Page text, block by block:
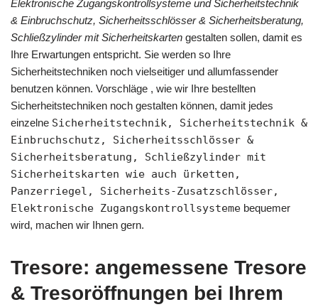
Elektronische Zugangskontrollsysteme und Sicherheitstechnik
& Einbruchschutz, Sicherheitsschlösser & Sicherheitsberatung,
Schließzylinder mit Sicherheitskarten gestalten sollen, damit es
Ihre Erwartungen entspricht. Sie werden so Ihre
Sicherheitstechniken noch vielseitiger und allumfassender
benutzen können. Vorschläge , wie wir Ihre bestellten
Sicherheitstechniken noch gestalten können, damit jedes
einzelne Sicherheitstechnik, Sicherheitstechnik &
Einbruchschutz, Sicherheitsschlösser &
Sicherheitsberatung, Schließzylinder mit
Sicherheitskarten wie auch ürketten,
Panzerriegel, Sicherheits-Zusatzschlösser,
Elektronische Zugangskontrollsysteme bequemer
wird, machen wir Ihnen gern.
Tresore: angemessene Tresore
& Tresoröffnungen bei Ihrem